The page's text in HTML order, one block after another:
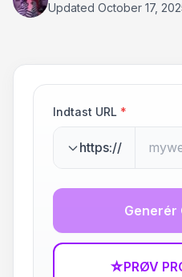
Updated October 17,
Indtast URL *
https://
Generér
☆PRØV